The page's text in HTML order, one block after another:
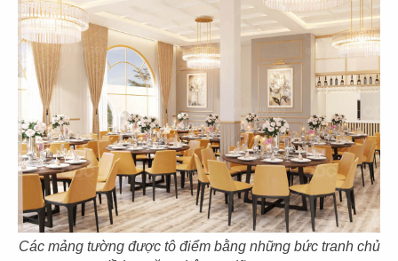
Các mảng tường được tô điểm bằng những bức tranh chủ
45
THE COFFEE HOUSE
CN Nguyễn Tri Phương
46
THE COFFEE HOUSE
CN Võ Văn Tần
47
CHUBBY YO
CN Thảo Điền
48
CHUBBY YO
CN Celadon City